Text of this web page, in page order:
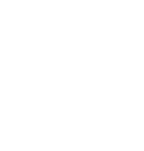
Du lịch Tỉnh Lâm Đồng